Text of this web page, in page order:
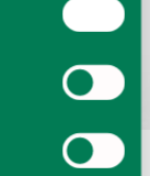
nutzen.